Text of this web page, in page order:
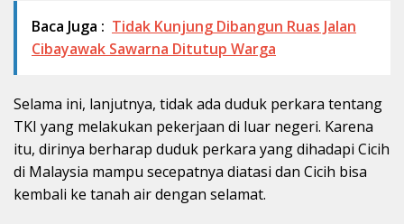
Baca Juga : Tidak Kunjung Dibangun Ruas Jalan
Cibayawak Sawarna Ditutup Warga
Selama ini, lanjutnya, tidak ada duduk perkara tentang
TKI yang melakukan pekerjaan di luar negeri. Karena
itu, dirinya berharap duduk perkara yang dihadapi Cicih
di Malaysia mampu secepatnya diatasi dan Cicih bisa
kembali ke tanah air dengan selamat.